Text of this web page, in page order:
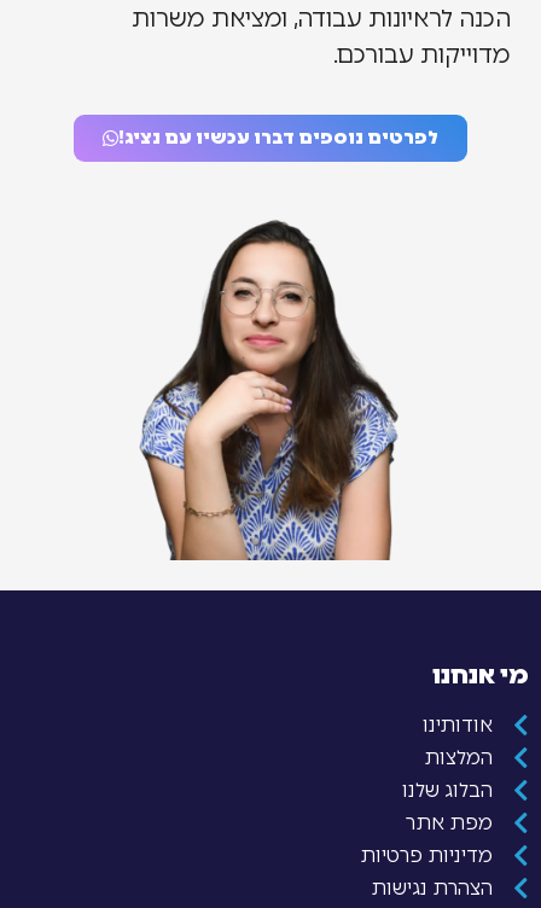
הכנה לראיונות עבודה, ומציאת משרות
מדוייקות עבורכם.
לפרטים נוספים דברו עכשיו עם נציג!
מי אנחנו
אודותינו
המלצות
הבלוג שלנו
מפת אתר
מדיניות פרטיות
הצהרת נגישות